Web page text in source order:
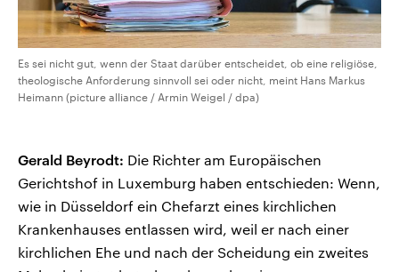
Es sei nicht gut, wenn der Staat darüber entscheidet, ob eine religiöse,
theologische Anforderung sinnvoll sei oder nicht, meint Hans Markus
Heimann (picture alliance / Armin Weigel / dpa)
Gerald Beyrodt: Die Richter am Europäischen
Gerichtshof in Luxemburg haben entschieden: Wenn,
wie in Düsseldorf ein Chefarzt eines kirchlichen
Krankenhauses entlassen wird, weil er nach einer
kirchlichen Ehe und nach der Scheidung ein zweites